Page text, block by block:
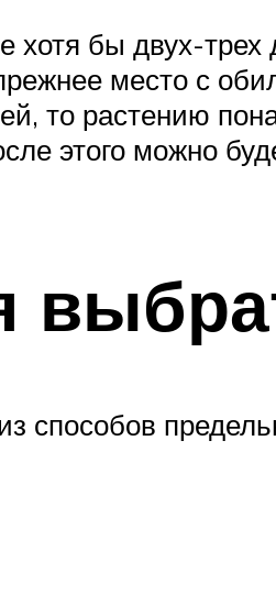
хотя бы двух-
место с
то растению
этого можно
способов